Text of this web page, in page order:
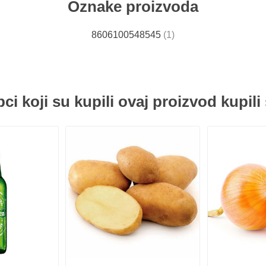
Oznake proizvoda
8606100548545 (1)
koji su kupili ovaj proizvod kupili